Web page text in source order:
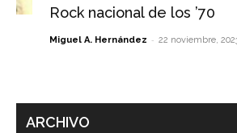
Rock nacional de los ’70
Miguel A. Hernández - 22 noviembre,
ARCHIVO